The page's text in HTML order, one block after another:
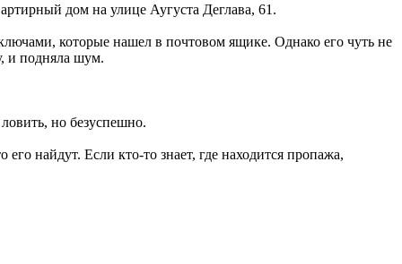
дом на улице Аугуста Деглава, 61.
которые нашел в почтовом ящике. Однако его чуть не
и подняла шум.
но безуспешно.
найдут. Если кто-то знает, где находится пропажа,